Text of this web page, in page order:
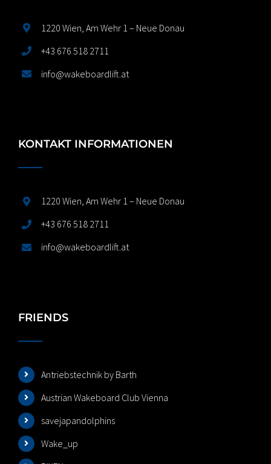
1220 Wien, Am Wehr 1 – Neue Donau
+43 676 518 2711
info@wakeboardlift.at
KONTAKT INFORMATIONEN
1220 Wien, Am Wehr 1 – Neue Donau
+43 676 518 2711
info@wakeboardlift.at
FRIENDS
Antriebstechnik by Barth
Austrian Wakeboard Club Vienna
savejapandolphins
Wake_up